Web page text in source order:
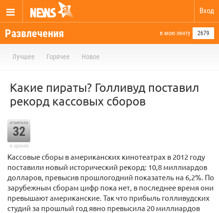
Вход
Развлечения в мою ленту 2679
Лучшее Горячее Новое
Какие пираты? Голливуд поставил
рекорд кассовых сборов
отметили
32
в архиве
Кассовые сборы в американских кинотеатрах в 2012 году
поставили новый исторический рекорд: 10,8 миллиардов
долларов, превысив прошлогодний показатель на 6,2%. По
зарубежным сборам цифр пока нет, в последнее время они
превышают американские. Так что прибыль голливудских
студий за прошлый год явно превысила 20 миллиардов